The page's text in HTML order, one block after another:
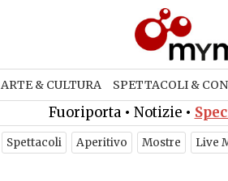
ARTE & CULTURA SPETTACOLI &
Fuoriporta • Notizie •
Spettacoli Aperitivo Mostre Live